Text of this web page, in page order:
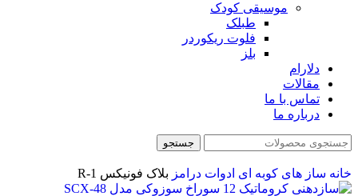
موسیقی کودک
طبلک
فلوت ریکوردر
بلز
دلارام
مقالات
تماس با ما
درباره ما
جستجو
خانه ساز های کوبه ای ادوات درامز بلاک فونیکس R-1